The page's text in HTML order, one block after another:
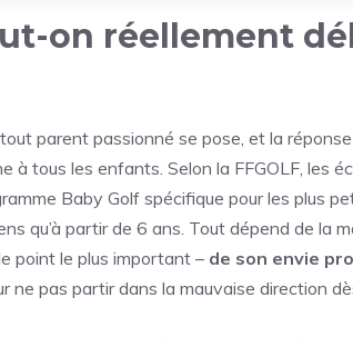
on réellement
parent passionné se pose, et la réponse
à tous les enfants. Selon la FFGOLF, les
Baby Golf spécifique pour les plus
qu’à partir de 6 ans. Tout dépend de la
point le plus important – de son envie
ne pas partir dans la mauvaise direction